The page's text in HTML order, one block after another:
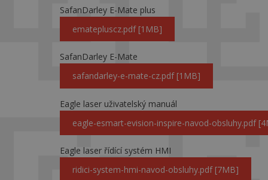
SafanDarley E-Mate plus
ematepluscz.pdf [1MB]
SafanDarley E-Mate
safandarley-e-mate-cz.pdf [1MB]
Eagle laser uživatelský manuál
eagle-esmart-evision-inspire-navod-obsluhy.pdf
Eagle laser řídící systém HMI
ridici-system-hmi-navod-obsluhy.pdf [7MB]